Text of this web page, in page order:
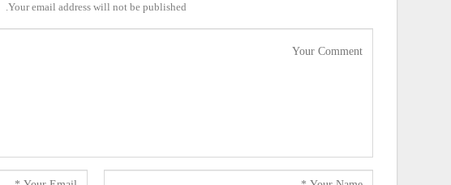
Your email address will not be published.